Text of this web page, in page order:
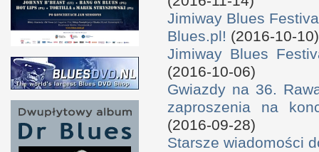
Jimiway Blues
Blues.pl! (2016-10-10)
Jimiway Blues
(2016-10-06)
Gwiazdy na 36.
zaproszenia na
(2016-09-28)
Starsze wiadomości